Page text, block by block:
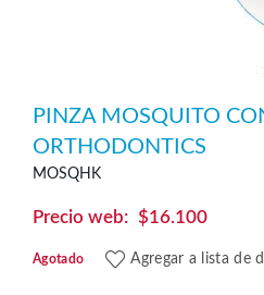
PINZA MOSQUITO
ORTHODONTICS
MOSQHK
$16.100
Agotado Agregar a lista de